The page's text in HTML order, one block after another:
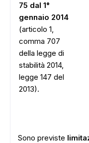
75 dal 1°
gennaio 2014
(articolo 1,
comma 707
della legge di
stabilità 2014,
legge 147 del
2013).
Sono previste